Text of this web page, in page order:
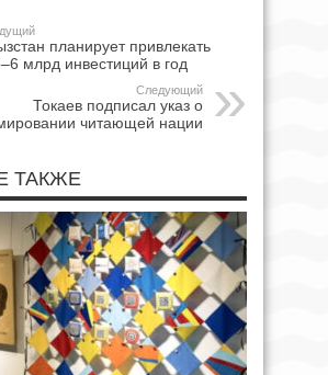
планирует привлекать
млрд инвестиций в год
Следующий
Токаев подписал указ о
читающей нации
ТАКЖЕ